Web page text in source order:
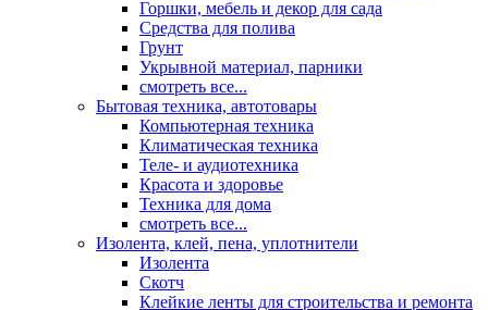
Горшки, мебель и декор для сада
Средства для полива
Грунт
Укрывной материал, парники
смотреть все...
Бытовая техника, автотовары
Компьютерная техника
Климатическая техника
Теле- и аудиотехника
Красота и здоровье
Техника для дома
смотреть все...
Изолента, клей, пена, уплотнители
Изолента
Скотч
Клейкие ленты для строительства и ремонта